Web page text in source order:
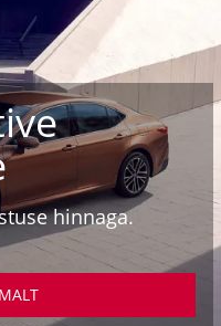
hinnaga.